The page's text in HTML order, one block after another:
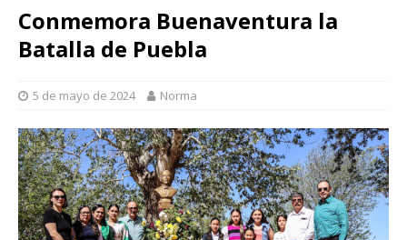
Conmemora Buenaventura la
Batalla de Puebla
5 de mayo de 2024 Norma